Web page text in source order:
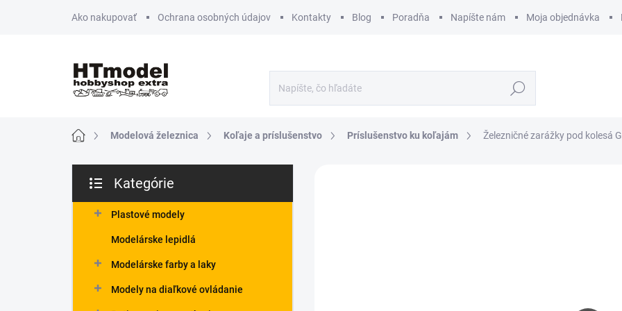
Ako nakupovať Ochrana osobných údajov Kontakty Blog Poradňa Napíšte nám Moja objednávka
Hľadať
DomovModelová železnica Koľaje a príslušenstvo Príslušenstvo ku koľajám Železničné zarážky pod kolesá
č
kategórie
Kategórie
Plastové modely
Modelárske lepidlá
Modelárske farby a laky
Modely na diaľkové ovládanie